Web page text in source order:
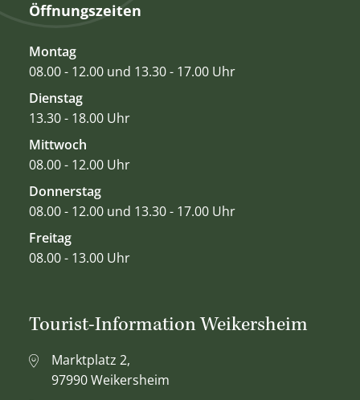
Öffnungszeiten
Montag
08.00 - 12.00 und 13.30 - 17.00 Uhr
Dienstag
13.30 - 18.00 Uhr
Mittwoch
08.00 - 12.00 Uhr
Donnerstag
08.00 - 12.00 und 13.30 - 17.00 Uhr
Freitag
08.00 - 13.00 Uhr
Tourist-Information Weikersheim
Marktplatz 2,
97990 Weikersheim